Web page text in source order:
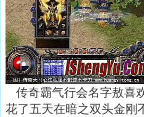
传奇霸气行会名字敖喜
花了五天在暗之双头金刚